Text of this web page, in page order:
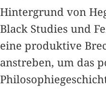
Hintergrund von
Black Studies und
eine produktive
anstreben, um das